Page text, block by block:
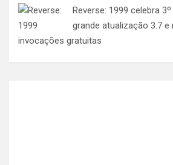
Reverse: 1999 celebra
grande atualização 3.7 e
invocações gratuitas